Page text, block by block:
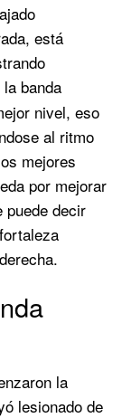
está
la banda
nivel, eso
al ritmo
mejores
por mejorar
puede decir
la
lesionado de